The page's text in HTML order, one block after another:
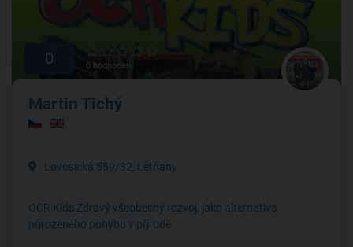
0 0 hodnocení
Martin Tichý
Lovosická 559/32, Letňany
OCR Kids Zdravý všeobecný rozvoj, jako alternativa
přirozeného pohybu v přírodě